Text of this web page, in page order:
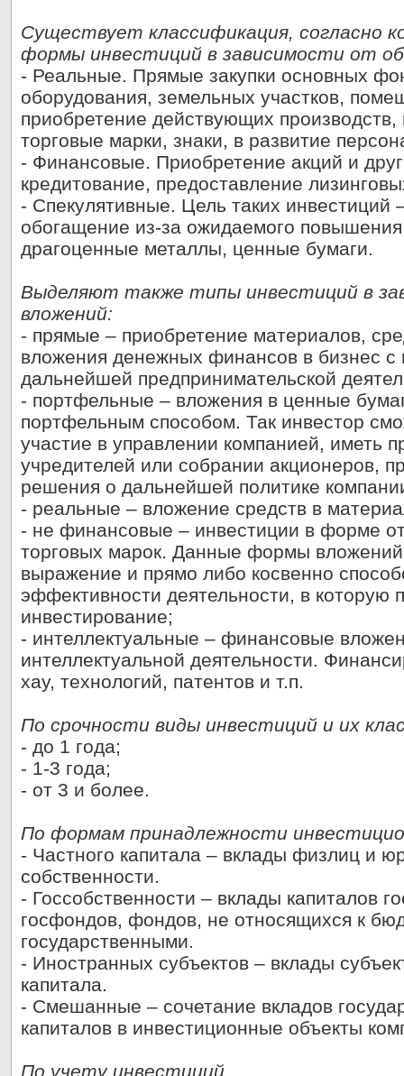
Существует классификация, согласно
формы инвестиций в зависимости от
- Реальные. Прямые закупки основных
оборудования, земельных участков,
приобретение действующих
торговые марки, знаки, в развитие
- Финансовые. Приобретение акций и
кредитование, предоставление
- Спекулятивные. Цель таких инвестиций
обогащение из-за ожидаемого
драгоценные металлы, ценные бумаги.
Выделяют также типы инвестиций в
вложений:
- прямые – приобретение материалов,
вложения денежных финансов в бизнес с
дальнейшей предпринимательской
- портфельные – вложения в ценные
портфельным способом. Так инвестор
участие в управлении компанией, иметь
учредителей или собрании акционеров,
решения о дальнейшей политике
- реальные – вложение средств в
- не финансовые – инвестиции в форме
торговых марок. Данные формы
выражение и прямо либо косвенно
эффективности деятельности, в которую
инвестирование;
- интеллектуальные – финансовые
интеллектуальной деятельности.
хау, технологий, патентов и т.п.
По срочности виды инвестиций и их
- до 1 года;
- 1-3 года;
- от 3 и более.
По формам принадлежности
- Частного капитала – вклады физлиц и
собственности.
- Госсобственности – вклады капиталов
госфондов, фондов, не относящихся к
государственными.
- Иностранных субъектов – вклады
капитала.
- Смешанные – сочетание вкладов
капиталов в инвестиционные объекты
По учету инвестиций.